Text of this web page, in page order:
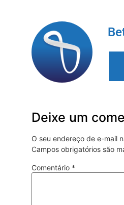
Deixe um
O seu endereço de e-mail
Campos obrigatórios são
Comentário *